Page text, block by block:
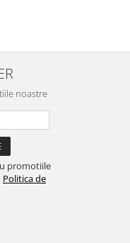
noastre
promotiile
Politica de